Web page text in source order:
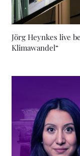
Jörg Heynkes live
Klimawandel“